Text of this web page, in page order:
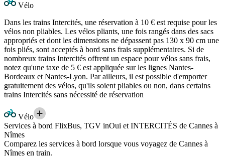
Vélo
Dans les trains Intercités, une réservation à 10 € est requise pour les
vélos non pliables. Les vélos pliants, une fois rangés dans des sacs
appropriés et dont les dimensions ne dépassent pas 130 x 90 cm une
fois pliés, sont acceptés à bord sans frais supplémentaires. Si de
nombreux trains Intercités offrent un espace pour vélos sans frais,
notez qu'une taxe de 5 € est appliquée sur les lignes Nantes-
Bordeaux et Nantes-Lyon. Par ailleurs, il est possible d'emporter
gratuitement des vélos, qu'ils soient pliables ou non, dans certains
trains Intercités sans nécessité de réservation
Vélo
Services à bord FlixBus, TGV inOui et INTERCITÉS de Cannes à
Nîmes
Comparez les services à bord lorsque vous voyagez de Cannes à
Nîmes en train.